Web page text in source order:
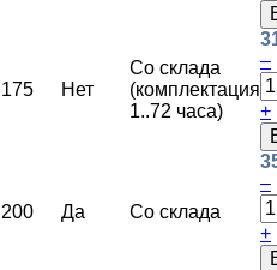
175 Нет
Со склада
(комплектация
1..72 часа)
–
+
200 Да Со склада
–
+